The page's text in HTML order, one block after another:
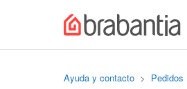
Ayuda y contacto Pedidos